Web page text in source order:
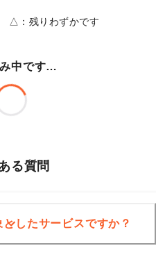
△：残りわずかです
中です…
み込み中です…
る質問
したサービスですか？